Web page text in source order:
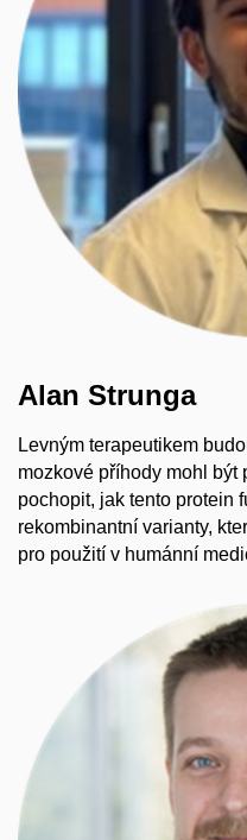
Alan Strunga
Levným terapeutikem
mozkové příhody mohl být
pochopit, jak tento protein
rekombinantní varianty,
pro použití v humánní